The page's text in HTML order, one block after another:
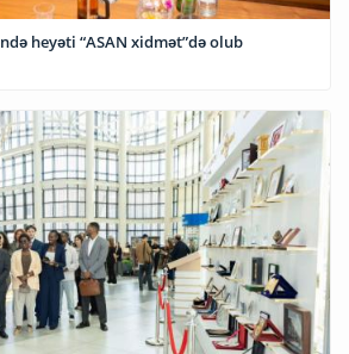
heyəti “ASAN xidmət”də olub